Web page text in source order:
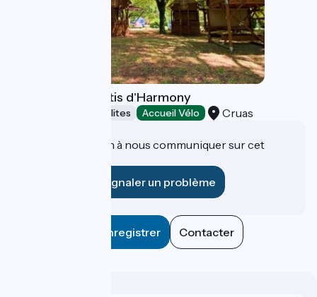
Les cabanes pilotis d'Harmony
Hébergements insolites Accueil Vélo Cruas
Une information à nous communiquer sur cet
Signaler un problème
Enregistrer Contacter